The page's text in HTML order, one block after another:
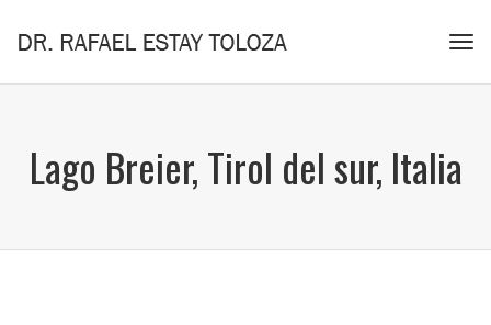
Lago Breier, Tirol del sur, Italia